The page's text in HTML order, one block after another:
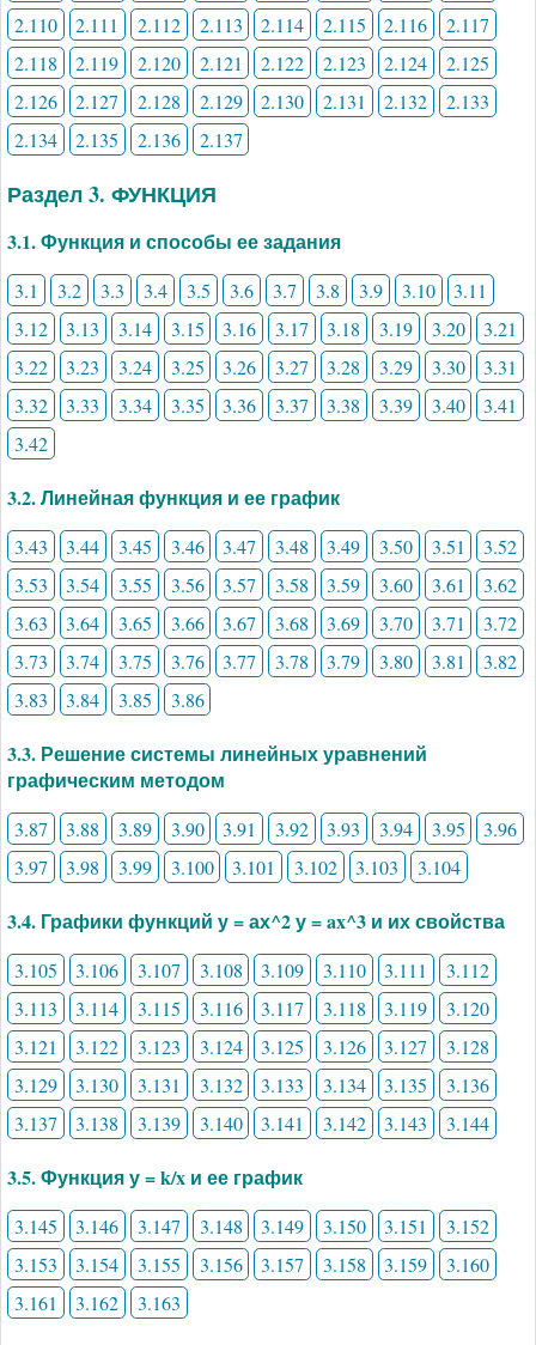
2.110
2.111 2.112 2.113 2.114 2.115 2.116
2.117
2.118
2.119 2.120 2.121 2.122 2.123 2.124
2.125
2.126
2.127 2.128 2.129 2.130 2.131 2.132
2.133
2.134
2.135 2.136 2.137
Раздел 3. ФУНКЦИЯ
3.1. Функция и способы ее задания
3.1 3.2 3.3 3.4 3.5 3.6 3.7 3.8 3.9 3.10
3.11
3.12
3.13 3.14 3.15 3.16 3.17 3.18 3.19 3.20
3.21
3.22
3.23 3.24 3.25 3.26 3.27 3.28 3.29 3.30
3.31
3.32
3.33 3.34 3.35 3.36 3.37 3.38 3.39 3.40
3.41
3.42
3.2. Линейная функция и ее график
3.43 3.44 3.45 3.46 3.47 3.48 3.49 3.50 3.51
3.52
3.53
3.54 3.55 3.56 3.57 3.58 3.59 3.60 3.61
3.62
3.63
3.64 3.65 3.66 3.67 3.68 3.69 3.70 3.71
3.72
3.73
3.74 3.75 3.76 3.77 3.78 3.79 3.80 3.81
3.82
3.83
3.84 3.85 3.86
3.3. Решение системы линейных уравнений
графическим методом
3.87 3.88 3.89 3.90 3.91 3.92 3.93 3.94 3.95
3.96
3.97
3.98 3.99 3.100 3.101 3.102 3.103 3.104
3.4. Графики функций у = ах^2 у = ax^3 и их свойства
3.105 3.106 3.107 3.108 3.109 3.110 3.111
3.112
3.113
3.114 3.115 3.116 3.117 3.118 3.119
3.120
3.121
3.122 3.123 3.124 3.125 3.126 3.127
3.128
3.129
3.130 3.131 3.132 3.133 3.134 3.135
3.136
3.137
3.138 3.139 3.140 3.141 3.142 3.143 3.144
3.5. Функция у = k/x и ее график
3.145 3.146 3.147 3.148 3.149 3.150 3.151
3.152
3.153
3.154 3.155 3.156 3.157 3.158 3.159
3.160
3.161
3.162 3.163